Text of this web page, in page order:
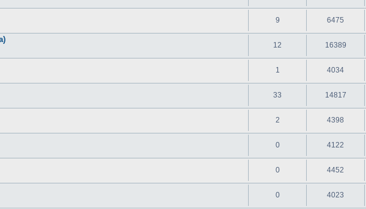
9 6475
12 16389
1 4034
33 14817
2 4398
0 4122
0 4452
0 4023